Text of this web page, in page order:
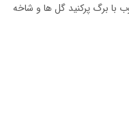
با برگ پرکنید گل ها و شاخه